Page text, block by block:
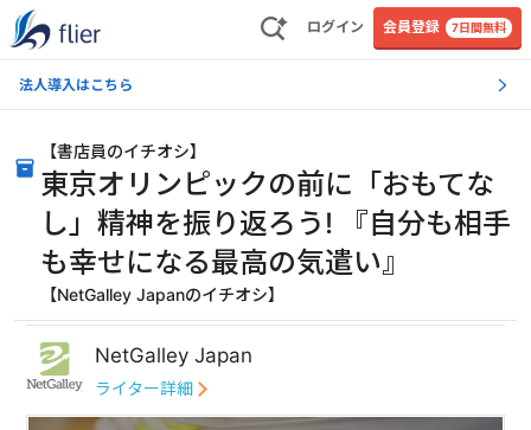
ログイン 会員登録 7日間無料
法人導入はこちら
【書店員のイチオシ】
東京オリンピックの前に「おもてな
し」精神を振り返ろう! 『自分も相手
も幸せになる最高の気遣い』
【NetGalley Japanのイチオシ】
NetGalley Japan
ライター詳細